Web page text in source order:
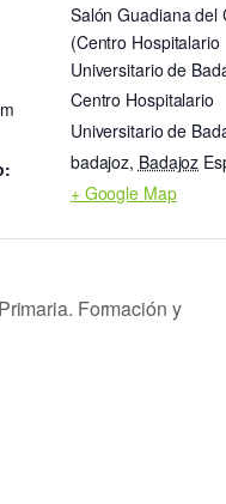
Salón Guadiana del
(Centro Hospitalario
Universitario de
Centro Hospitalario
Universitario de
badajoz, Badajoz
+ Google Map
Formación y